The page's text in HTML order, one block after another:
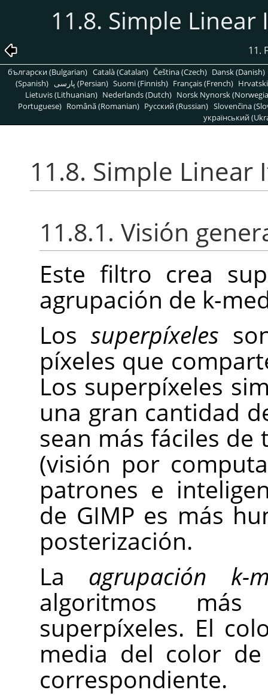
11.8. Simple Linear
11.
български (Bulgarian) Català (Catalan) Čeština (Czech) Dansk (Danish)
(Spanish)
پارسی (Persian) Suomi (Finnish) Français (French)
Lietuvis (Lithuanian) Nederlands (Dutch) Norsk Nynorsk
Portuguese) Română (Romanian) Pусский (Russian) Slovenčina
український
11.8. Simple Linear
11.8.1. Visión
Este filtro crea
agrupación de k-
Los superpíxeles
píxeles que
Los superpíxeles
una gran cantidad
sean más fáciles
(visión por
patrones e
de GIMP es más
posterización.
La agrupación k-
algoritmos
superpíxeles. El
media del color
correspondiente.